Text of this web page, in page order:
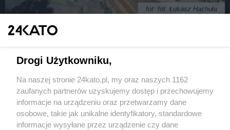
fot: fot. Łukasz Hachuła
Intensywne prace PKP na katowickim węźle
4 / 13
Wydawca mediów lokalnych
Drogi Użytkowniku,
Na naszej stronie 24kato.pl, my oraz naszych 1162
zaufanych partnerów uzyskujemy dostęp i przechowujemy
informacje na urządzeniu oraz przetwarzamy dane
osobowe, takie jak unikalne identyfikatory, standardowe
informacje wysyłane przez urządzenie czy dane